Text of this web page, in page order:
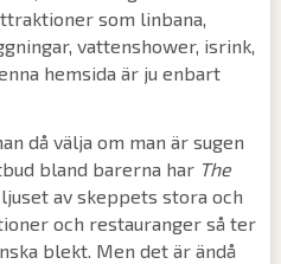
som linbana,
vattenshower, isrink,
hemsida är ju enbart
då välja om man är sugen
bland barerna har The
av skeppets stora och
och restauranger så ter
blekt. Men det är ändå